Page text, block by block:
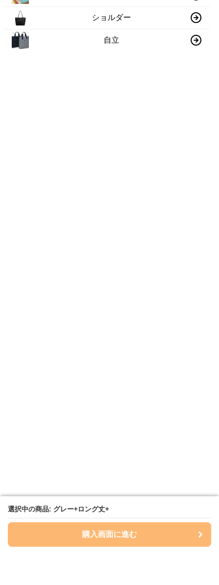
選択中の商品: グレー+ロング丈+
購入画面に進む
選択中の商品: グレー+ロング丈+
購入画面に進む
ショルダー
自立